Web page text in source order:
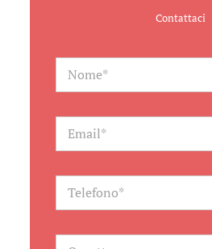
Contattaci
N
m
*E
a
lT
l
fO